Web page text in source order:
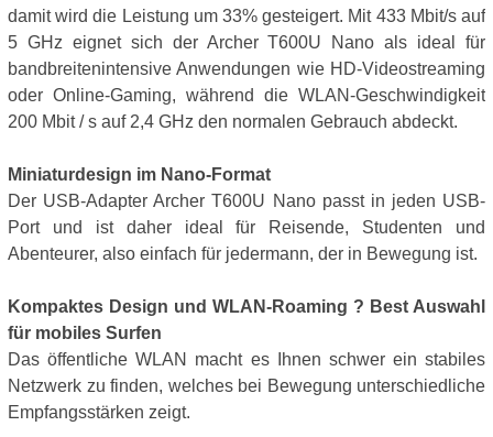
damit wird die Leistung um 33% gesteigert. Mit 433 Mbit/s auf
5 GHz eignet sich der Archer T600U Nano als ideal für
bandbreitenintensive Anwendungen wie HD-Videostreaming
oder Online-Gaming, während die WLAN-Geschwindigkeit
200 Mbit / s auf 2,4 GHz den normalen Gebrauch abdeckt.
Miniaturdesign im Nano-Format
Der USB-Adapter Archer T600U Nano passt in jeden USB-
Port und ist daher ideal für Reisende, Studenten und
Abenteurer, also einfach für jedermann, der in Bewegung ist.
Kompaktes Design und WLAN-Roaming ? Best Auswahl
für mobiles Surfen
Das öffentliche WLAN macht es Ihnen schwer ein stabiles
Netzwerk zu finden, welches bei Bewegung unterschiedliche
Empfangsstärken zeigt.